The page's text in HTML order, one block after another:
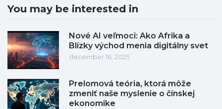
You may be interested in
Nové AI veľmoci: Ako Afrika a
Blízky východ menia digitálny svet
december 16, 2025
Prelomová teória, ktorá môže
zmeniť naše myslenie o čínskej
ekonomike